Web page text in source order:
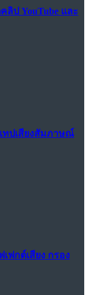
ลิป YouTube และ
ทปเสียงสัมภาษณ์
เฟกต์เสียง กรอง